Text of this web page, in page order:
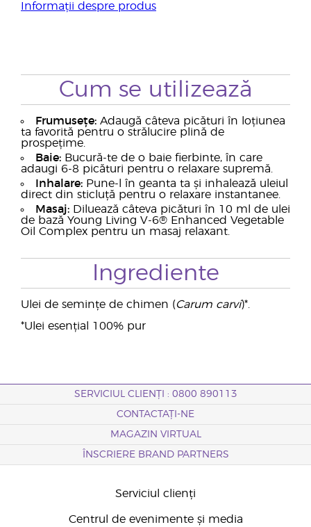
Informații despre produs
Cum se utilizează
Frumusețe: Adaugă câteva picături în loțiunea
ta favorită pentru o strălucire plină de
prospețime.
Baie: Bucură-te de o baie fierbinte, în care
adaugi 6-8 picături pentru o relaxare supremă.
Inhalare: Pune-l în geanta ta și inhalează uleiul
direct din sticluță pentru o relaxare instantanee.
Masaj: Diluează câteva picături în 10 ml de ulei
de bază Young Living V-6® Enhanced Vegetable
Oil Complex pentru un masaj relaxant.
Ingrediente
Ulei de semințe de chimen (Carum carvi)*.
*Ulei esențial 100% pur
SERVICIUL CLIENȚI : 0800 890113
CONTACTAȚI-NE
MAGAZIN VIRTUAL
ÎNSCRIERE BRAND PARTNERS
Serviciul clienți
Centrul de evenimente și media